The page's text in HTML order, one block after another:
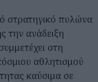
στρατηγικό πυλώνα
την ανάδειξη
στη
αθλητισμού
καύσιμα σε